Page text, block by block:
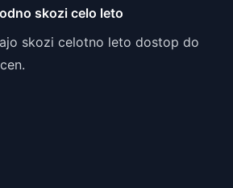
skozi celo leto
skozi celotno leto dostop do